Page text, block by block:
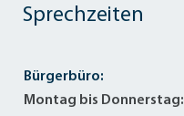
Sprechzeiten
Bürgerbüro:
Montag bis Donnerstag: